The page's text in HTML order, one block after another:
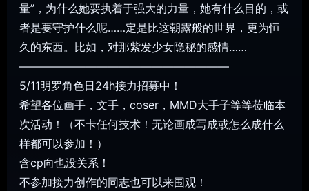
量”，为什么她要执着于强大的力量，她有什么目的，或
者是要守护什么呢……定是比这朝露般的世界，更为恒
久的东西。比如，对那紫发少女隐秘的感情……
———————————————————
5/11明罗角色日24h接力招募中！
希望各位画手，文手，coser，MMD大手子等等莅临本
次活动！（不卡任何技术！无论画成写成或怎么成什么
样都可以参加！）
含cp向也没关系！
不参加接力创作的同志也可以来围观！